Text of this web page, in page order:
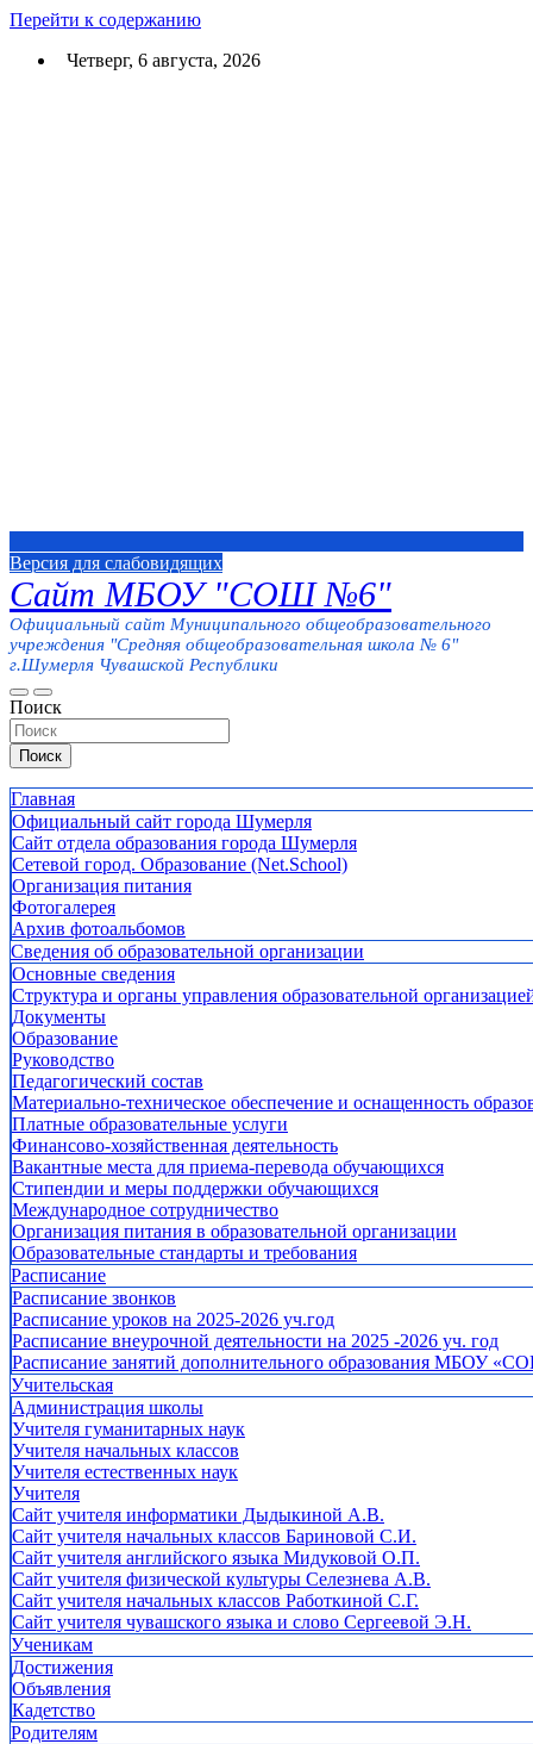
Перейти к содержанию
Четверг, 6 августа, 2026
Версия для слабовидящих
Сайт МБОУ "СОШ №6"
Официальный сайт Муниципального общеобразовательного
учреждения "Средняя общеобразовательная школа № 6"
г.Шумерля Чувашской Республики
Поиск
Поиск
Главная
Официальный сайт города Шумерля
Сайт отдела образования города Шумерля
Сетевой город. Образование (Net.School)
Организация питания
Фотогалерея
Архив фотоальбомов
Сведения об образовательной организации
Основные сведения
Структура и органы управления образовательной
Документы
Образование
Руководство
Педагогический состав
Материально-техническое обеспечение и оснащенность
Платные образовательные услуги
Финансово-хозяйственная деятельность
Вакантные места для приема-перевода обучающихся
Стипендии и меры поддержки обучающихся
Международное сотрудничество
Организация питания в образовательной организации
Образовательные стандарты и требования
Расписание
Расписание звонков
Расписание уроков на 2025-2026 уч.год
Расписание внеурочной деятельности на 2025 -2026 уч. год
Расписание занятий дополнительного образования МБОУ
Учительская
Администрация школы
Учителя гуманитарных наук
Учителя начальных классов
Учителя естественных наук
Учителя
Cайт учителя информатики Дыдыкиной А.В.
Сайт учителя начальных классов Бариновой С.И.
Сайт учителя английского языка Мидуковой О.П.
Сайт учителя физической культуры Селезнева А.В.
Сайт учителя начальных классов Работкиной С.Г.
Сайт учителя чувашского языка и слово Сергеевой Э.Н.
Ученикам
Достижения
Объявления
Кадетство
Родителям